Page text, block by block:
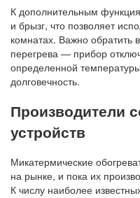
К дополнительным
и брызг, что позволяет
комнатах. Важно обратить
перегрева — прибор
определенной
долговечность.
Производители
устройств
Микатермические
на рынке, и пока их
К числу наиболее